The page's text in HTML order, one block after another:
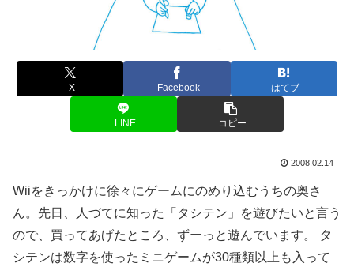
X Facebook はてブ
LINE コピー
2008.02.14
Wiiをきっかけに徐々にゲームにのめり込むうちの奥さ
ん。先日、人づてに知った「タシテン」を遊びたいと言う
ので、買ってあげたところ、ずーっと遊んでいます。 タ
シテンは数字を使ったミニゲームが30種類以上も入って